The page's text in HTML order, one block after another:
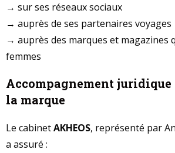
→ sur ses réseaux sociaux
→ auprès de ses partenaires voyages
→ auprès des marques et magazines
femmes
Accompagnement juridique
la marque
Le cabinetAKHEOS, représenté par
a assuré :